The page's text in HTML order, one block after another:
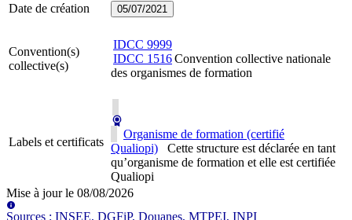
Date de création 05/07/2021
Convention(s)
collective(s)
IDCC 9999
IDCC 1516Convention collective nationale
des organismes de formation
Labels et certificats
Organisme de formation (certifié
Qualiopi)
Cette structure est déclarée en tant
qu’organisme de formation et elle est certifiée
Qualiopi
Mise à jour le 08/08/2026
Sources : INSEE, DGFiP, Douanes, MTPEI, INPI